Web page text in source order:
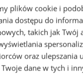
plików cookie i
dostępu do
takich jak
oraz ulepszania
dane w tych i